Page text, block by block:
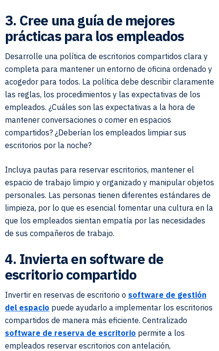
3. Cree una guía de mejores
prácticas para los empleados
Desarrolle una política de escritorios compartidos clara y
completa para mantener un entorno de oficina ordenado y
acogedor para todos. La política debe describir claramente
las reglas, los procedimientos y las expectativas de los
empleados. ¿Cuáles son las expectativas a la hora de
mantener conversaciones o comer en espacios
compartidos? ¿Deberían los empleados limpiar sus
escritorios por la noche?
Incluya pautas para reservar escritorios, mantener el
espacio de trabajo limpio y organizado y manipular objetos
personales. Las personas tienen diferentes estándares de
limpieza, por lo que es esencial fomentar una cultura en la
que los empleados sientan empatía por las necesidades
de sus compañeros de trabajo.
4. Invierta en software de
escritorio compartido
Invertir en reservas de escritorio o software de gestión
del espacio puede ayudarlo a implementar los escritorios
compartidos de manera más eficiente. Centralizado
software de reserva de escritorio permite a los
empleados reservar escritorios con antelación,